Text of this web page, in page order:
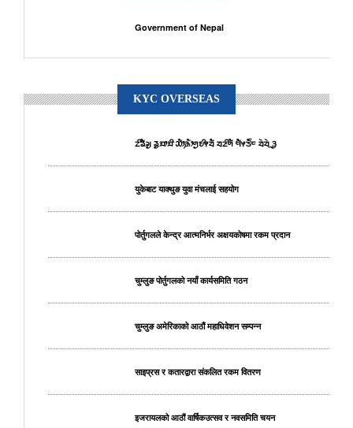
Government of Nepal
KYC OVERSEAS
ᤁᤡᤕᤠᤆᤢ ᤕᤢᤀᤣᤀᤡ ᤑᤥ᤹ᤌᤥᤛᤢᤎᤡᤶᤔᤠ ᤔᤏᤡᤛᤠ ᤗᤠᤶᤍᤠ᤺ᤰ ᤔᤧᤔᤧᤳᤋᤢ
युकेबाट याक्थुङ युवा मंचलाई सहयोग
पोर्तुगलले केन्द्र आत्मनिर्भर अक्षयकोषमा रकम प्रदान
चुम्लुङ पोर्तुगलको नयाँ कार्यसमिति गठन
चुम्लुङ अमेरिकाको आठौं महाधिवेशन सम्पन्न
साइप्रस र कतारद्वारा संकलित रकम वितरण
इजरायलको आठौं वार्षिकउत्सव र नवसमिति चयन